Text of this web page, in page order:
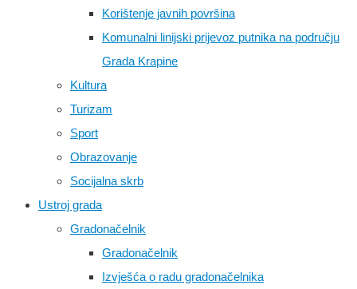
Korištenje javnih površina
Komunalni linijski prijevoz putnika na području
Grada Krapine
Kultura
Turizam
Sport
Obrazovanje
Socijalna skrb
Ustroj grada
Gradonačelnik
Gradonačelnik
Izvješća o radu gradonačelnika